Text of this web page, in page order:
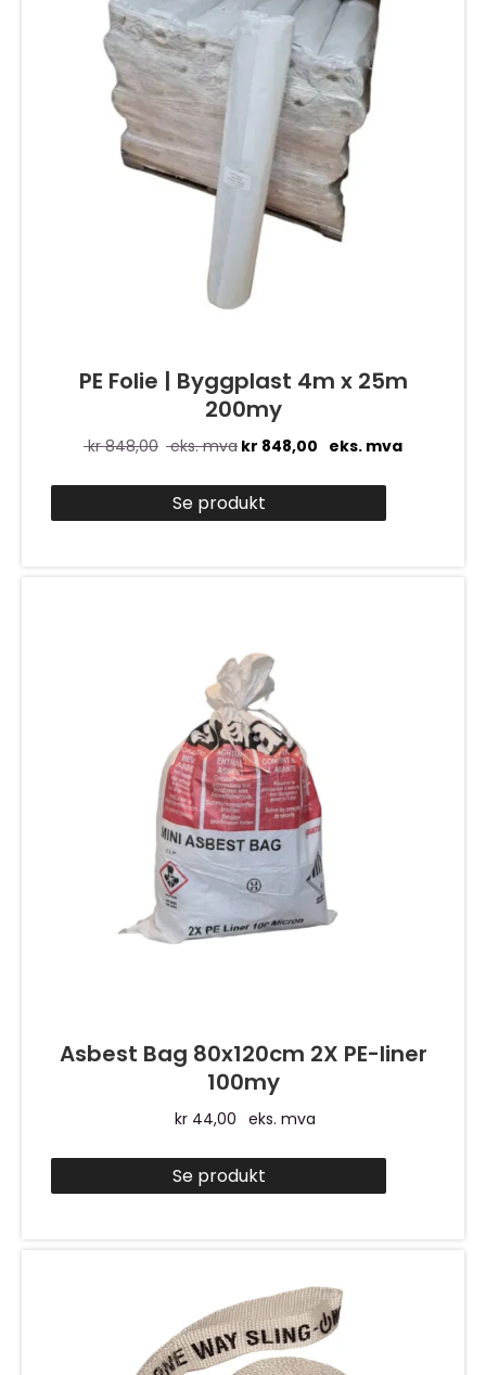
PE Folie | Byggplast 4m x 25m
200my
kr848,00 eks. mva kr 848,00 eks. mva
Se produkt
Asbest Bag 80x120cm 2X PE-liner
100my
kr 44,00 eks. mva
Se produkt